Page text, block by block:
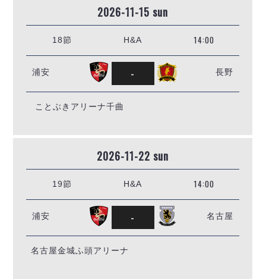
2026-11-15 sun
18節 H&A 14:00
浦安 - 長野
ことぶきアリーナ千曲
2026-11-22 sun
19節 H&A 14:00
浦安 - 名古屋
名古屋金城ふ頭アリーナ